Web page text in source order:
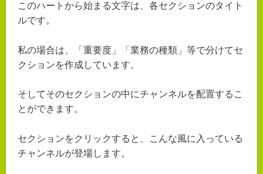
このハートから始まる文字は、各セクションのタイト
ルです。
私の場合は、「重要度」「業務の種類」等で分けてセ
クションを作成しています。
そしてそのセクションの中にチャンネルを配置するこ
とができます。
セクションをクリックすると、こんな風に入っている
チャンネルが登場します。